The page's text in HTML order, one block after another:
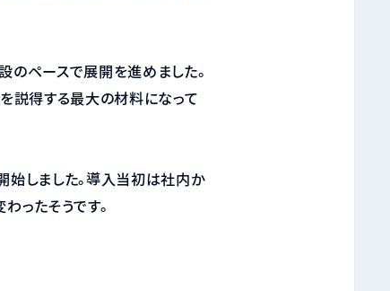
ペースで展開を進めました。
説得する最大の材料になって
始しました。導入当初は社内か
ったそうです。